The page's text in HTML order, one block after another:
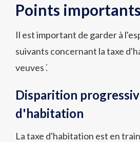
Points
Il est important de garder à
suivants concernant la taxe
veuves ⁚
Disparition
d'habitation
La taxe d'habitation est en